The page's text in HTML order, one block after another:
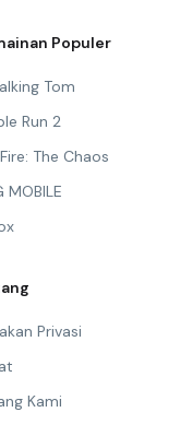
Populer
Tom
Run 2
The Chaos
MOBILE
Privasi
Kami